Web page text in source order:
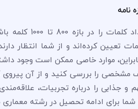
برای انگیزه نامه
تعیین کرده‌اند و از شما انتظار
موارد خاصی ممکن است وجود
مشخصی را بررسی کنید و از آن
جذابی را درباره تجربیات،
برای ادامه تحصیل در رشته